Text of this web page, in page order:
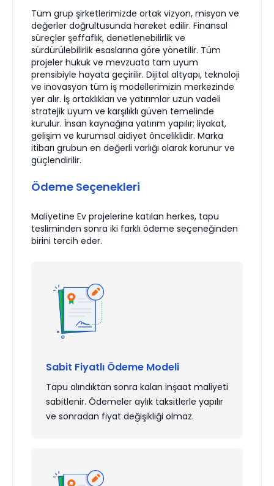
Tüm grup şirketlerimizde ortak vizyon, misyon ve
değerler doğrultusunda hareket edilir. Finansal
süreçler şeffaflık, denetlenebilirlik ve
sürdürülebilirlik esaslarına göre yönetilir. Tüm
projeler hukuk ve mevzuata tam uyum
prensibiyle hayata geçirilir. Dijital altyapı, teknoloji
ve inovasyon tüm iş modellerimizin merkezinde
yer alır. İş ortaklıkları ve yatırımlar uzun vadeli
stratejik uyum ve karşılıklı güven temelinde
kurulur. İnsan kaynağına yatırım yapılır; liyakat,
gelişim ve kurumsal aidiyet önceliklidir. Marka
itibarı grubun en değerli varlığı olarak korunur ve
güçlendirilir.
Ödeme Seçenekleri
Maliyetine Ev projelerine katılan herkes, tapu
tesliminden sonra iki farklı ödeme seçeneğinden
birini tercih eder.
Sabit Fiyatlı Ödeme Modeli
Tapu alındıktan sonra kalan inşaat maliyeti
sabitlenir. Ödemeler aylık taksitlerle yapılır
ve sonradan fiyat değişikliği olmaz.